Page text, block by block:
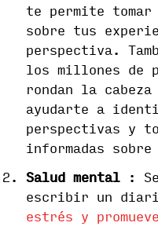
te permite
sobre tus
perspectiva.
los millones de
rondan la
ayudarte a
perspectivas y
informadas
Salud mental : Se
escribir un
estrés y